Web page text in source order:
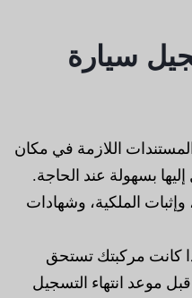
سيارة
اللازمة في مكان
بسهولة عند الحاجة.
الملكية، وشهادات
كانت مركبتك تستحق
موعد انتهاء التسجيل